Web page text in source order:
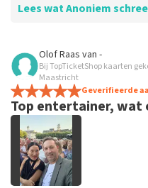
Lees wat Anoniem
Beoordeling van Anoniem
Goed en snel
Binnen een week waren
geregeld en goed
evenement.
Olof Raas van -
Bij TopTicketShop kaarten
Maastricht
Geverifieerde
Top entertainer, wat